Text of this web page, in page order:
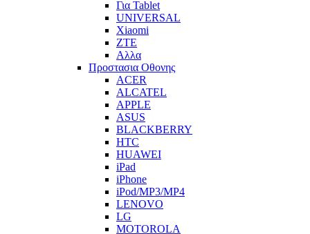
Για Tablet
UNIVERSAL
Xiaomi
ZTE
Αλλα
Προστασια Οθονης
ACER
ALCATEL
APPLE
ASUS
BLACKBERRY
HTC
HUAWEI
iPad
iPhone
iPod/MP3/MP4
LENOVO
LG
MOTOROLA